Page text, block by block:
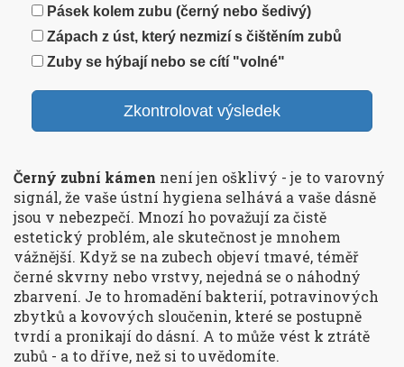
Pásek kolem zubu (černý nebo šedivý)
Zápach z úst, který nezmizí s čištěním zubů
Zuby se hýbají nebo se cítí "volné"
Zkontrolovat výsledek
Černý zubní kámen není jen ošklivý - je to varovný
signál, že vaše ústní hygiena selhává a vaše dásně
jsou v nebezpečí. Mnozí ho považují za čistě
estetický problém, ale skutečnost je mnohem
vážnější. Když se na zubech objeví tmavé, téměř
černé skvrny nebo vrstvy, nejedná se o náhodný
zbarvení. Je to hromadění bakterií, potravinových
zbytků a kovových sloučenin, které se postupně
tvrdí a pronikají do dásní. A to může vést k ztrátě
zubů - a to dříve, než si to uvědomíte.